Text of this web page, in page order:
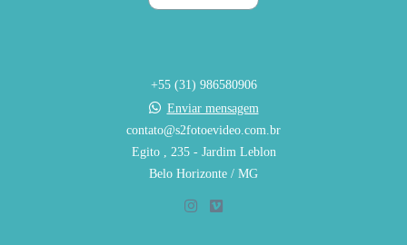
+55 (31) 986580906
Enviar mensagem
contato@s2fotoevideo.com.br
Egito , 235 - Jardim Leblon
Belo Horizonte / MG